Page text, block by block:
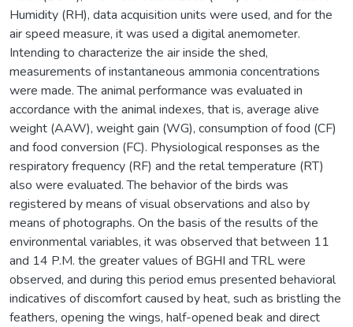
Humidity (RH), data acquisition units were used, and for the
air speed measure, it was used a digital anemometer.
Intending to characterize the air inside the shed,
measurements of instantaneous ammonia concentrations
were made. The animal performance was evaluated in
accordance with the animal indexes, that is, average alive
weight (AAW), weight gain (WG), consumption of food (CF)
and food conversion (FC). Physiological responses as the
respiratory frequency (RF) and the retal temperature (RT)
also were evaluated. The behavior of the birds was
registered by means of visual observations and also by
means of photographs. On the basis of the results of the
environmental variables, it was observed that between 11
and 14 P.M. the greater values of BGHI and TRL were
observed, and during this period emus presented behavioral
indicatives of discomfort caused by heat, such as bristling the
feathers, opening the wings, half-opened beak and direct